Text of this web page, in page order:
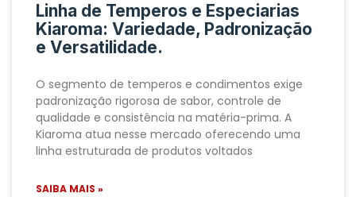
Linha de Temperos e Especiarias
Kiaroma: Variedade, Padronização
e Versatilidade.
O segmento de temperos e condimentos exige
padronização rigorosa de sabor, controle de
qualidade e consistência na matéria-prima. A
Kiaroma atua nesse mercado oferecendo uma
linha estruturada de produtos voltados
SAIBA MAIS »